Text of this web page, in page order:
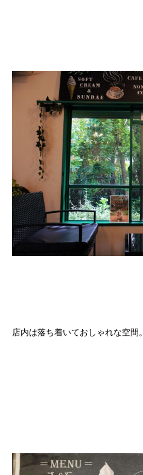
店内は落ち着いておしゃれな空間。